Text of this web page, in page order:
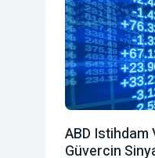
ABD Istihdam
Güvercin